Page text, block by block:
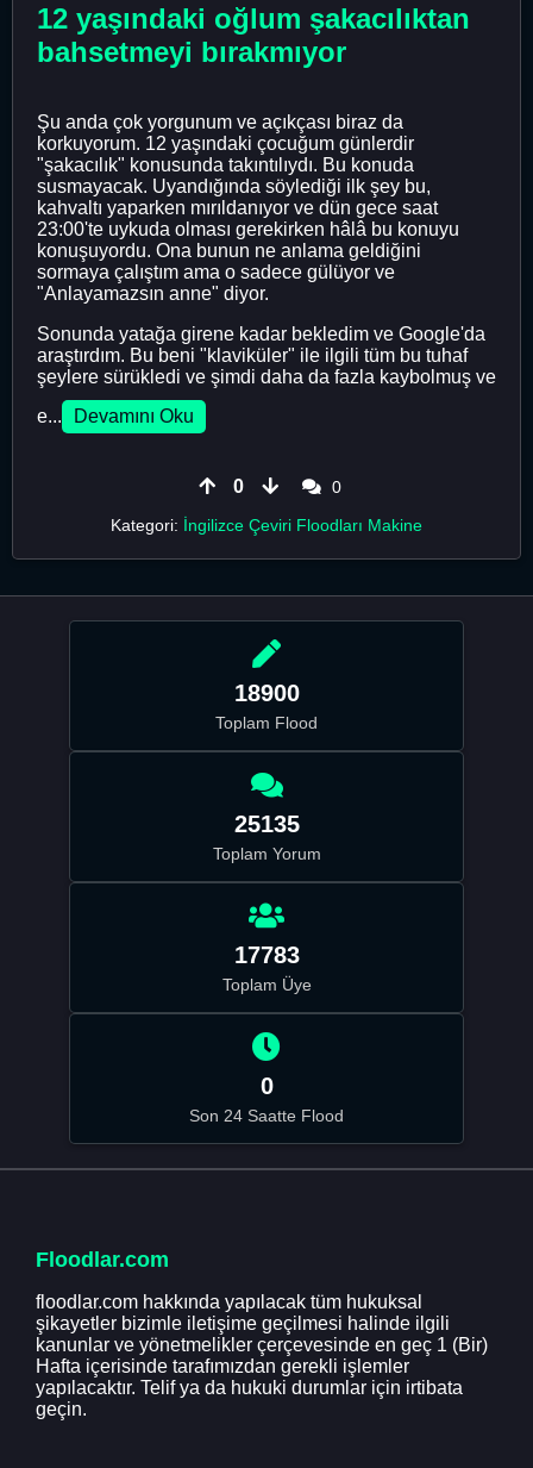
12 yaşındaki oğlum şakacılıktan
bahsetmeyi bırakmıyor
Şu anda çok yorgunum ve açıkçası biraz da
korkuyorum. 12 yaşındaki çocuğum günlerdir
"şakacılık" konusunda takıntılıydı. Bu konuda
susmayacak. Uyandığında söylediği ilk şey bu,
kahvaltı yaparken mırıldanıyor ve dün gece saat
23:00'te uykuda olması gerekirken hâlâ bu konuyu
konuşuyordu. Ona bunun ne anlama geldiğini
sormaya çalıştım ama o sadece gülüyor ve
"Anlayamazsın anne" diyor.
Sonunda yatağa girene kadar bekledim ve Google'da
araştırdım. Bu beni "klaviküler" ile ilgili tüm bu tuhaf
şeylere sürükledi ve şimdi daha da fazla kaybolmuş ve
e...
Devamını Oku
0
0
Kategori: İngilizce Çeviri Floodları Makine
18900
Toplam Flood
25135
Toplam Yorum
17783
Toplam Üye
0
Son 24 Saatte Flood
Floodlar.com
floodlar.com hakkında yapılacak tüm hukuksal
şikayetler bizimle iletişime geçilmesi halinde ilgili
kanunlar ve yönetmelikler çerçevesinde en geç 1 (Bir)
Hafta içerisinde tarafımızdan gerekli işlemler
yapılacaktır. Telif ya da hukuki durumlar için irtibata
geçin.